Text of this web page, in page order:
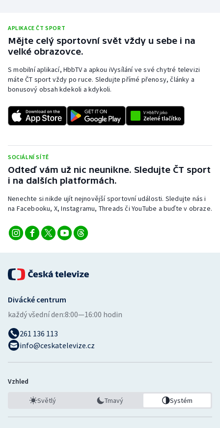
Parasport
Plavání
Plážový volejbal
Ragby
Rychlobruslení
Rychlostní kanoistika
Short track
Stolní tenis
Triatlon
Volejbal
Ostatní
APLIKACE ČT SPORT
Mějte celý sportovní svět vždy u sebe i na
velké obrazovce.
S mobilní aplikací, HbbTV a apkou iVysílání ve své chytré televizi
máte ČT sport vždy po ruce. Sledujte přímé přenosy, články a
bonusový obsah kdekoli a kdykoli.
SOCIÁLNÍ SÍTĚ
Odteď vám už nic neunikne. Sledujte ČT sport
i na dalších platformách.
Nenechte si nikde ujít nejnovější sportovní události. Sledujte nás i
na Facebooku, X, Instagramu, Threads či YouTube a buďte v obraze.
Divácké centrum
každý všední den:8:00—16:00 hodin
261 136 113
info@ceskatelevize.cz
Vzhled
Světlý Tmavý Systém